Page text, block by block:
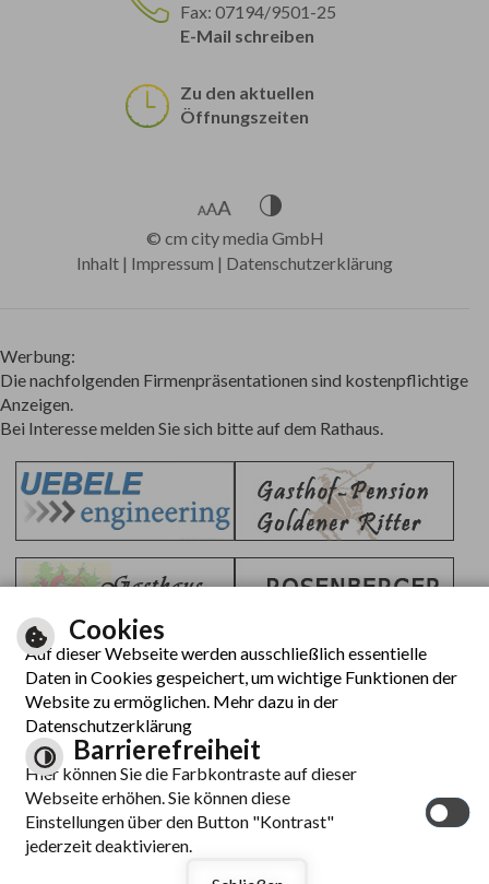
Fax: 07194/9501-25
E-Mail schreiben
Zu den aktuellen
Öffnungszeiten
© cm city media GmbH
Inhalt | Impressum | Datenschutzerklärung
Werbung:
Die nachfolgenden Firmenpräsentationen sind kostenpflichtige
Anzeigen.
Bei Interesse melden Sie sich bitte auf dem Rathaus.
Cookies
Auf dieser Webseite werden ausschließlich essentielle
Daten in Cookies gespeichert, um wichtige Funktionen der
Website zu ermöglichen. Mehr dazu in der
Datenschutzerklärung
Barrierefreiheit
Hier können Sie die Farbkontraste auf dieser
Webseite erhöhen. Sie können diese
Einstellungen über den Button "Kontrast"
jederzeit deaktivieren.